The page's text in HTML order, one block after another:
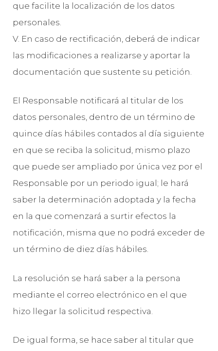
que facilite la localización de los datos
personales.
V. En caso de rectificación, deberá de indicar
las modificaciones a realizarse y aportar la
documentación que sustente su petición.
El Responsable notificará al titular de los
datos personales, dentro de un término de
quince días hábiles contados al día siguiente
en que se reciba la solicitud, mismo plazo
que puede ser ampliado por única vez por el
Responsable por un periodo igual; le hará
saber la determinación adoptada y la fecha
en la que comenzará a surtir efectos la
notificación, misma que no podrá exceder de
un término de diez días hábiles.
La resolución se hará saber a la persona
mediante el correo electrónico en el que
hizo llegar la solicitud respectiva.
De igual forma, se hace saber al titular que